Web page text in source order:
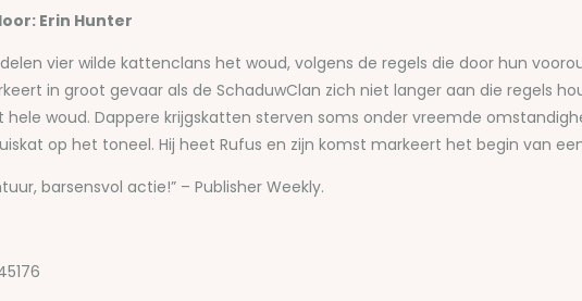
Erin Hunter
vier wilde kattenclans het woud, volgens de regels die door hun
in groot gevaar als de SchaduwClan zich niet langer aan die regels
hele woud. Dappere krijgskatten sterven soms onder vreemde
op het toneel. Hij heet Rufus en zijn komst markeert het begin van
barsensvol actie!” – Publisher Weekly.